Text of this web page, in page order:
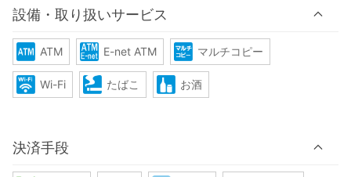
設備・取り扱いサービス
ATM E-net ATM マルチコピー
Wi-Fi たばこ お酒
決済手段